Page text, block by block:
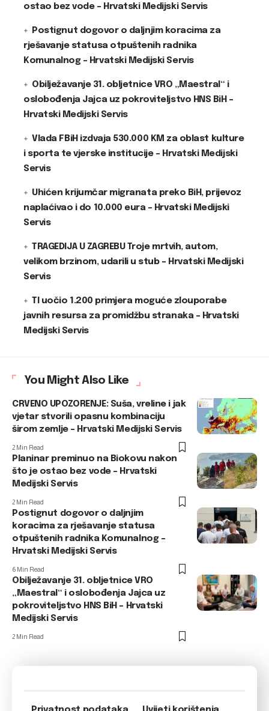
ostao bez vode – Hrvatski Medijski Servis
Postignut dogovor o daljnjim koracima za
rješavanje statusa otpuštenih radnika
Komunalnog – Hrvatski Medijski Servis
Obilježavanje 31. obljetnice VRO „Maestral“ i
oslobođenja Jajca uz pokroviteljstvo HNS BiH –
Hrvatski Medijski Servis
Vlada FBiH izdvaja 530.000 KM za oblast kulture
i sporta te vjerske institucije – Hrvatski Medijski
Servis
Uhićen krijumčar migranata preko BiH, prijevoz
naplaćivao i do 10.000 eura – Hrvatski Medijski
Servis
TRAGEDIJA U ZAGREBU Troje mrtvih, autom,
velikom brzinom, udarili u stub – Hrvatski Medijski
Servis
TI uočio 1.200 primjera moguće zlouporabe
javnih resursa za promidžbu stranaka – Hrvatski
Medijski Servis
You Might Also Like
CRVENO UPOZORENJE: Suša, vreline i jak
vjetar stvorili opasnu kombinaciju
širom zemlje – Hrvatski Medijski Servis
2 Min Read
Planinar preminuo na Biokovu nakon
što je ostao bez vode – Hrvatski
Medijski Servis
2 Min Read
Postignut dogovor o daljnjim
koracima za rješavanje statusa
otpuštenih radnika Komunalnog –
Hrvatski Medijski Servis
6 Min Read
Obilježavanje 31. obljetnice VRO
„Maestral“ i oslobođenja Jajca uz
pokroviteljstvo HNS BiH – Hrvatski
Medijski Servis
2 Min Read